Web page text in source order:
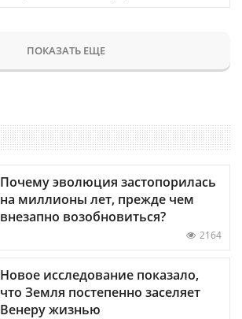
ПОКАЗАТЬ ЕЩЕ
Почему эволюция застопорилась
на миллионы лет, прежде чем
внезапно возобновиться?
2164
Новое исследование показало,
что Земля постепенно заселяет
Венеру жизнью